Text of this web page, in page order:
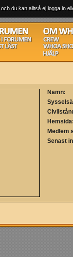
du kan alltså ej logga in
Namn:
Medlem
Senast